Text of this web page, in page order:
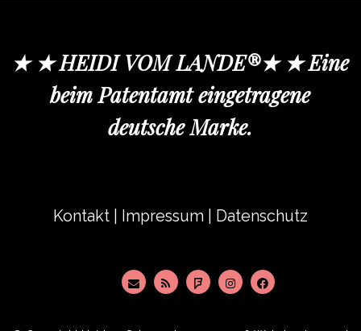
★ ★ HEIDI VOM LANDE®★ ★ Eine
beim Patentamt eingetragene
deutsche Marke.
Kontakt Impressum Datenschutz